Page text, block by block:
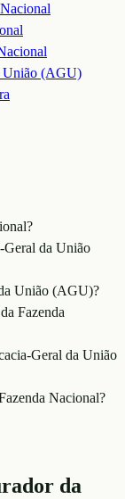
União (AGU)
Geral da União
União (AGU)?
Fazenda
Geral da União
Nacional?
da